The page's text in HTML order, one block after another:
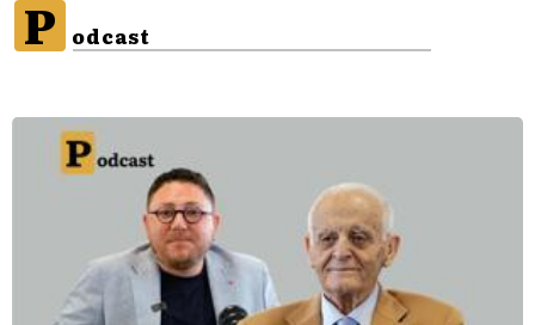
P odcast